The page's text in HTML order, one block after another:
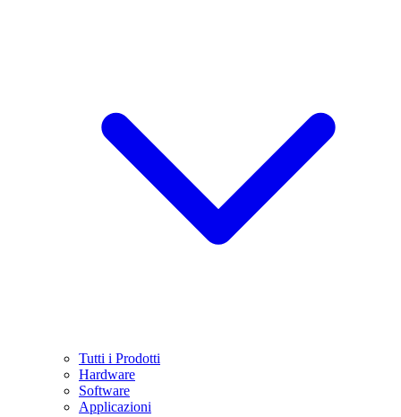
Tutti i Prodotti
Hardware
Software
Applicazioni